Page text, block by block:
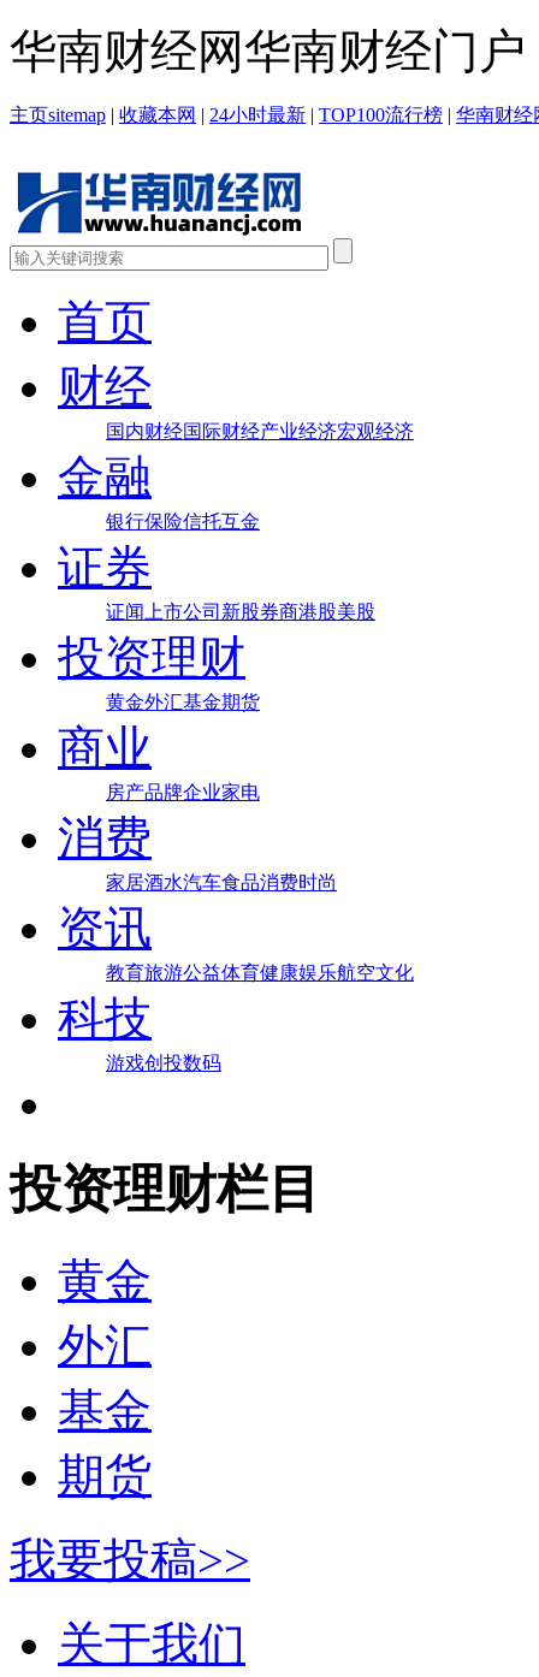
华南财经网华南财经门户
主页sitemap | 收藏本网 | 24小时最新 | TOP100流行榜 | 华南财经
首页
财经
国内财经国际财经产业经济宏观经济
金融
银行保险信托互金
证券
证闻 上市公司 新股券商港股美股
投资理财
黄金外汇基金期货
商业
房产品牌企业家电
消费
家居酒水汽车食品消费时尚
资讯
教育旅游公益体育健康娱乐航空文化
科技
游戏创投数码
投资理财栏目
黄金
外汇
基金
期货
我要投稿>>
关于我们